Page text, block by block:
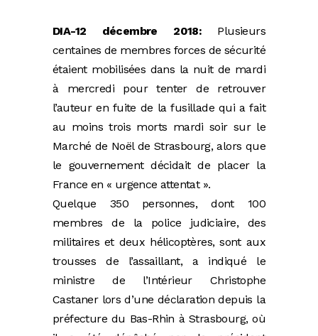
DIA-12 décembre 2018: Plusieurs
centaines de membres forces de sécurité
étaient mobilisées dans la nuit de mardi
à mercredi pour tenter de retrouver
l’auteur en fuite de la fusillade qui a fait
au moins trois morts mardi soir sur le
Marché de Noël de Strasbourg, alors que
le gouvernement décidait de placer la
France en « urgence attentat ».
Quelque 350 personnes, dont 100
membres de la police judiciaire, des
militaires et deux hélicoptères, sont aux
trousses de l’assaillant, a indiqué le
ministre de l’Intérieur Christophe
Castaner lors d’une déclaration depuis la
préfecture du Bas-Rhin à Strasbourg, où